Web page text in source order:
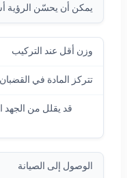
يمكن أن يحسّن الرؤية
وزن أقل عند التركيب
تتركز المادة في القضبان
قد يقلل من الجهد
الوصول إلى الصيانة